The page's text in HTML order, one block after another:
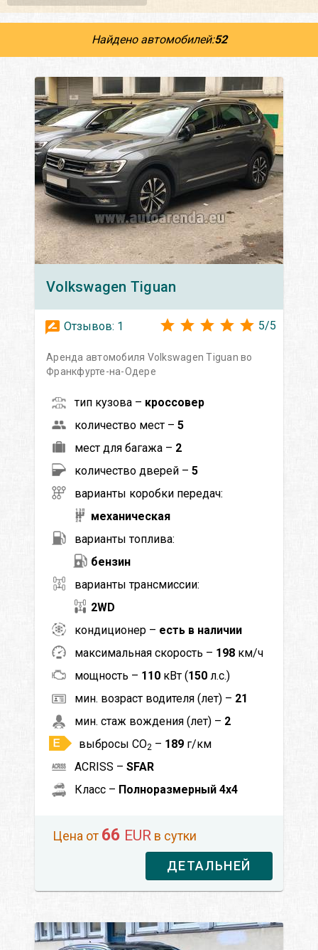
Найдено автомобилей:52
Volkswagen Tiguan
Отзывов: 1 5/5
Аренда автомобиля Volkswagen Tiguan во
Франкфурте-на-Одере
тип кузова – кроссовер
количество мест – 5
мест для багажа – 2
количество дверей – 5
варианты коробки передач:
механическая
варианты топлива:
бензин
варианты трансмиссии:
2WD
кондиционер – есть в наличии
максимальная скорость – 198 км/ч
мощность – 110 кВт (150 л.с.)
мин. возраст водителя (лет) – 21
мин. стаж вождения (лет) – 2
выбросы CO2 – 189 г/км
ACRISS – SFAR
Класс – Полноразмерный 4x4
Цена от 66 EUR в сутки
ДЕТАЛЬНЕЙ